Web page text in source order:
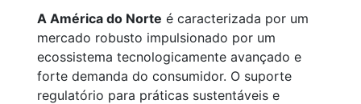
A América do Norte é caracterizada por um
mercado robusto impulsionado por um
ecossistema tecnologicamente avançado e
forte demanda do consumidor. O suporte
regulatório para práticas sustentáveis e